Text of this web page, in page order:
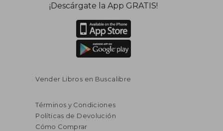
¡Descárgate la App GRATIS!
Vender Libros en Buscalibre
Términos y Condiciones
Políticas de Devolución
Cómo Comprar